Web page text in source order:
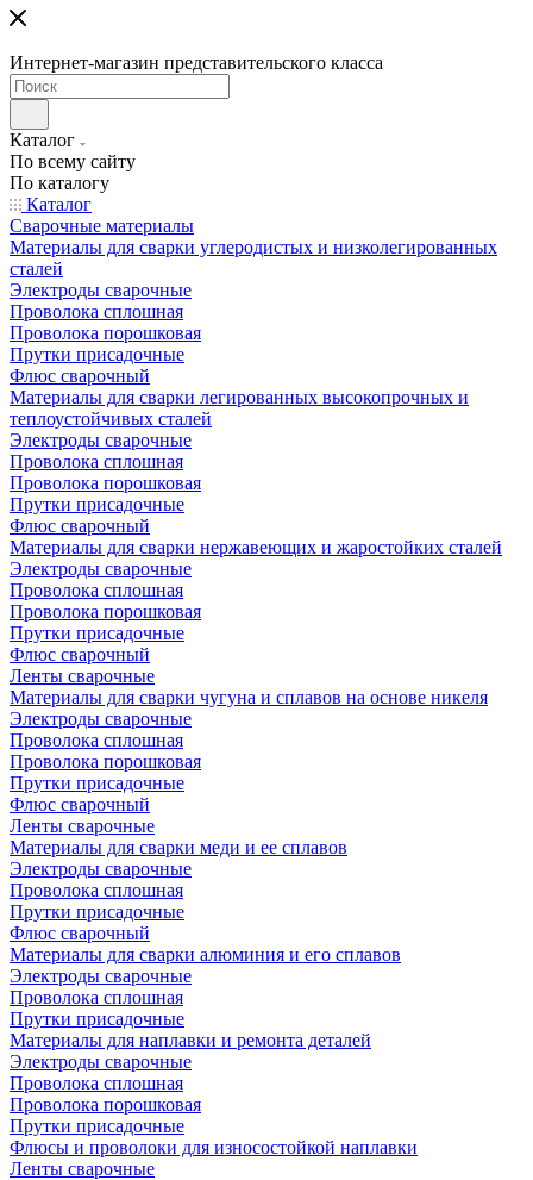
Интернет-магазин представительского класса
Каталог
По всему сайту
По каталогу
Каталог
Сварочные материалы
Материалы для сварки углеродистых и низколегированных
сталей
Электроды сварочные
Проволока сплошная
Проволока порошковая
Прутки присадочные
Флюс сварочный
Материалы для сварки легированных высокопрочных и
теплоустойчивых сталей
Электроды сварочные
Проволока сплошная
Проволока порошковая
Прутки присадочные
Флюс сварочный
Материалы для сварки нержавеющих и жаростойких сталей
Электроды сварочные
Проволока сплошная
Проволока порошковая
Прутки присадочные
Флюс сварочный
Ленты сварочные
Материалы для сварки чугуна и сплавов на основе никеля
Электроды сварочные
Проволока сплошная
Проволока порошковая
Прутки присадочные
Флюс сварочный
Ленты сварочные
Материалы для сварки меди и ее сплавов
Электроды сварочные
Проволока сплошная
Прутки присадочные
Флюс сварочный
Материалы для сварки алюминия и его сплавов
Электроды сварочные
Проволока сплошная
Прутки присадочные
Материалы для наплавки и ремонта деталей
Электроды сварочные
Проволока сплошная
Проволока порошковая
Прутки присадочные
Флюсы и проволоки для износостойкой наплавки
Ленты сварочные